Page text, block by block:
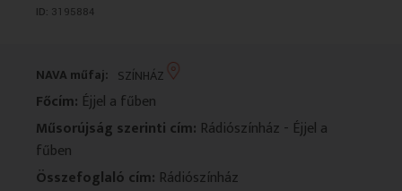
ID: 3195884
NAVA műfaj: SZÍNHÁZ
Főcím: Éjjel a fűben
Műsorújság szerinti cím: Rádiószínház - Éjjel a
fűben
Összefoglaló cím: Rádiószínház